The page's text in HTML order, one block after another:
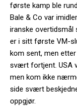
første kamp ble
Bale & Co var
iranske
er i sitt første VM-
kom sent, men
svært fortjent. USA
men kom ikke
side svært
oppgjør.